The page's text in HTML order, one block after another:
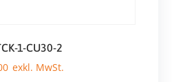
1-CU30-2